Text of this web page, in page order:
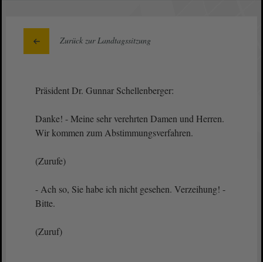
Zurück zur Landtagssitzung
Präsident Dr. Gunnar Schellenberger:
Danke! - Meine sehr verehrten Damen und Herren.
Wir kommen zum Abstimmungsverfahren.
(Zurufe)
- Ach so, Sie habe ich nicht gesehen. Verzeihung! -
Bitte.
(Zuruf)